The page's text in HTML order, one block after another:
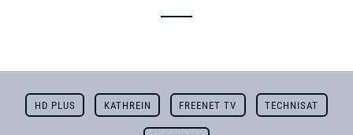
HD PLUS KATHREIN FREENET TV TECHNISAT